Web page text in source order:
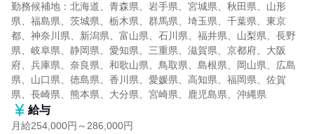
勤務候補地：北海道、青森県、岩手県、宮城県、秋田県、山形
県、福島県、茨城県、栃木県、群馬県、埼玉県、千葉県、東京
都、神奈川県、新潟県、富山県、石川県、福井県、山梨県、長野
県、岐阜県、静岡県、愛知県、三重県、滋賀県、京都府、大阪
府、兵庫県、奈良県、和歌山県、鳥取県、島根県、岡山県、広島
県、山口県、徳島県、香川県、愛媛県、高知県、福岡県、佐賀
県、長崎県、熊本県、大分県、宮崎県、鹿児島県、沖縄県
給与
月給254,000円～286,000円